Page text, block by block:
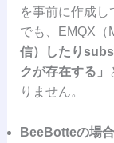
を事前に作成し
でも、EMQX（
信）したり
クが存在する」
りません。
BeeBotteの場合